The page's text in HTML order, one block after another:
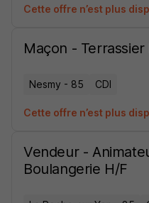
Cette offre n’est plus
Maçon - Terrassier
Nesmy - 85 CDI
Cette offre n’est plus
Vendeur -
Boulangerie H/F